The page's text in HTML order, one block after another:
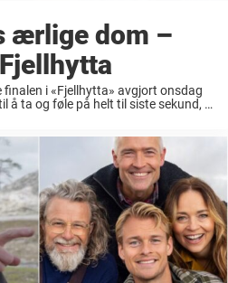
ærlige dom –
finalen i «Fjellhytta» avgjort onsdag
å ta og føle på helt til siste sekund, og